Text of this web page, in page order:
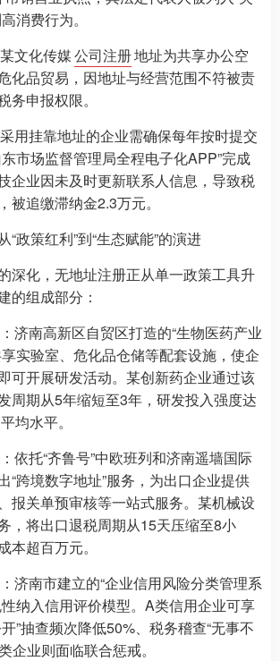
消费行为。
文化传媒公司注册地址为共享办公空
化品贸易，因地址与经营范围不符被责
务申报权限。
用挂靠地址的企业需确保每年按时提交
市场监督管理局全程电子化APP”完成
企业因未及时更新联系人信息，导致税
被追缴滞纳金2.3万元。
“政策红利”到“生态赋能”的演进
深化，无地址注册正从单一政策工具升
的组成部分：
济南高新区自贸区打造的“生物医药产业
实验室、危化品仓储等配套设施，使企
可开展研发活动。某创新药企业通过该
周期从5年缩短至3年，研发投入强度达
均水平。
依托“齐鲁号”中欧班列和济南遥墙国际
“跨境数字地址”服务，为出口企业提供
报关单预审核等一站式服务。某机械设
，将出口退税周期从15天压缩至8小
本超百万元。
济南市建立的“企业信用风险分类管理系
纳入信用评价模型。A类信用企业可享
”抽查频次降低50%、税务稽查“无事不
企业则面临联合惩戒。